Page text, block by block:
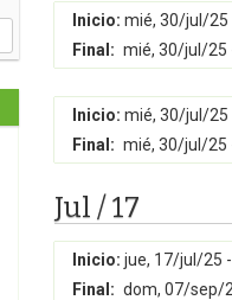
Inicio: mié, 30/jul/25
Final: mié, 30/jul/25
Inicio: mié, 30/jul/25
Final: mié, 30/jul/25
Jul / 17
Inicio: jue, 17/jul/25
Final: dom, 07/sep/